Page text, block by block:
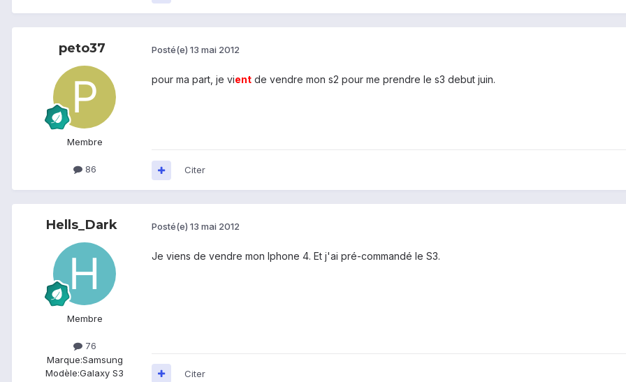
peto37
Membre
86
Posté(e) 13 mai 2012
pour ma part, je vient de vendre mon s2 pour me prendre le s3 debut juin.
Citer
Hells_Dark
Membre
76
Marque:Samsung
Modèle:Galaxy S3
Posté(e) 13 mai 2012
Je viens de vendre mon Iphone 4. Et j'ai pré-commandé le S3.
Citer